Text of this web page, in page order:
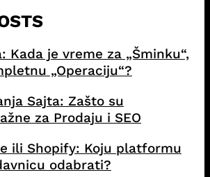
Kada je vreme za „Šminku“,
„Operaciju“?
Sajta: Zašto su
za Prodaju i SEO
ili Shopify: Koju platformu
odabrati?